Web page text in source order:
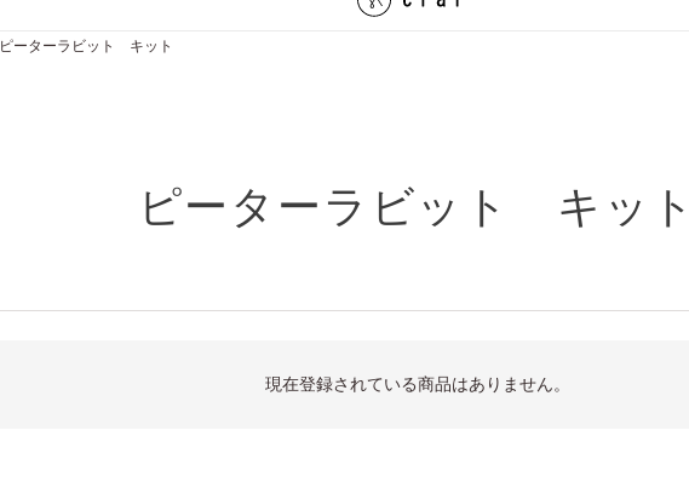
ピーターラビット キット
ピーターラビット キッ
現在登録されている商品はありません。